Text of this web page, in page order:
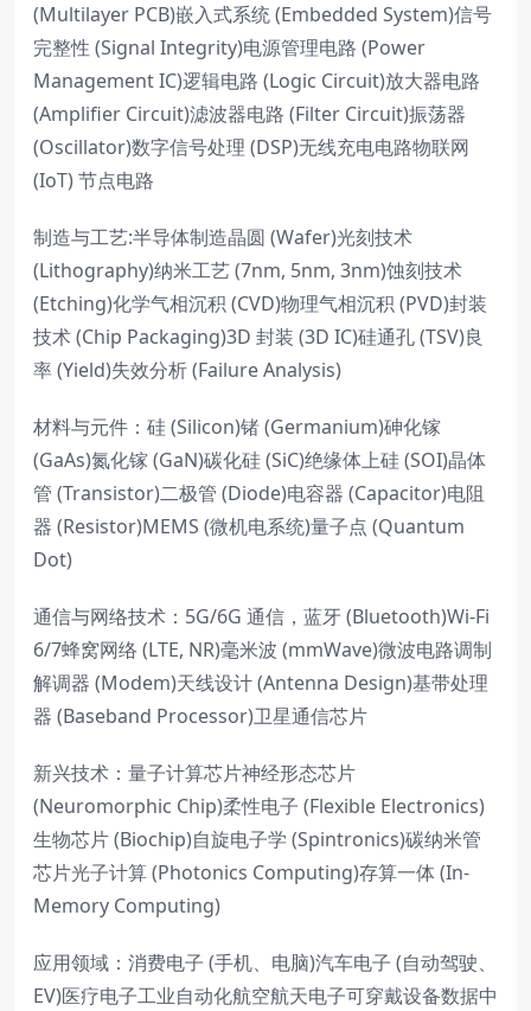
(Multilayer PCB)嵌入式系统 (Embedded System)信号
完整性 (Signal Integrity)电源管理电路 (Power
Management IC)逻辑电路 (Logic Circuit)放大器电路
(Amplifier Circuit)滤波器电路 (Filter Circuit)振荡器
(Oscillator)数字信号处理 (DSP)无线充电电路物联网
(IoT) 节点电路
制造与工艺:半导体制造晶圆 (Wafer)光刻技术
(Lithography)纳米工艺 (7nm, 5nm, 3nm)蚀刻技术
(Etching)化学气相沉积 (CVD)物理气相沉积 (PVD)封装
技术 (Chip Packaging)3D 封装 (3D IC)硅通孔 (TSV)良
率 (Yield)失效分析 (Failure Analysis)
材料与元件：硅 (Silicon)锗 (Germanium)砷化镓
(GaAs)氮化镓 (GaN)碳化硅 (SiC)绝缘体上硅 (SOI)晶体
管 (Transistor)二极管 (Diode)电容器 (Capacitor)电阻
器 (Resistor)MEMS (微机电系统)量子点 (Quantum
Dot)
通信与网络技术：5G/6G 通信，蓝牙 (Bluetooth)Wi-Fi
6/7蜂窝网络 (LTE, NR)毫米波 (mmWave)微波电路调制
解调器 (Modem)天线设计 (Antenna Design)基带处理
器 (Baseband Processor)卫星通信芯片
新兴技术：量子计算芯片神经形态芯片
(Neuromorphic Chip)柔性电子 (Flexible Electronics)
生物芯片 (Biochip)自旋电子学 (Spintronics)碳纳米管
芯片光子计算 (Photonics Computing)存算一体 (In-
Memory Computing)
应用领域：消费电子 (手机、电脑)汽车电子 (自动驾驶、
EV)医疗电子工业自动化航空航天电子可穿戴设备数据中